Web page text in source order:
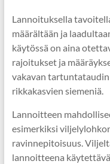
Lannoituksella
määrältään ja
käytössä on aina
rajoitukset ja
vakavan
rikkakasvien siemeniä.
Lannoitteen
esimerkiksi
ravinnepitoisuus.
lannoitteena